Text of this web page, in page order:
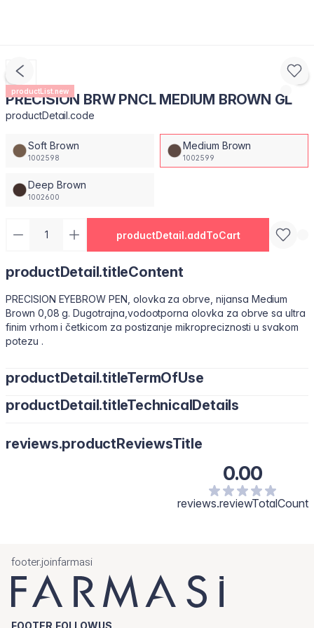
productList.new
PRECISION BRW PNCL MEDIUM BROWN GL
productDetail.code
Soft Brown
1002598
Medium Brown
1002599
Deep Brown
1002600
productDetail.addToCart
productDetail.titleContent
PRECISION EYEBROW PEN, olovka za obrve, nijansa Medium
Brown 0,08 g. Dugotrajna,vodootporna olovka za obrve sa ultra
finim vrhom i četkicom za postizanje mikropreciznosti u svakom
potezu .
productDetail.titleTermOfUse
Laganim potezima iscrtavajte obrve prateći njihov prirodni oblik.
izgled.
productDetail.titleTechnicalDetails
reviews.productReviewsTitle
0.00
reviews.reviewTotalCount
footer.joinfarmasi
FOOTER.FOLLOWUS